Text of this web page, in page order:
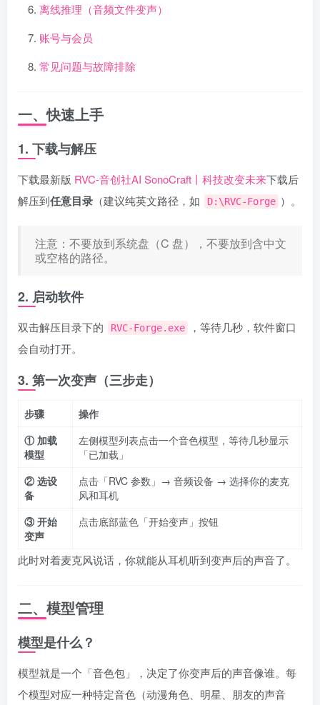
离线推理（音频文件变声）
账号与会员
常见问题与故障排除
一、快速上手
1. 下载与解压
下载最新版 RVC-音创社AI SonoCraft丨科技改变未来下载后
解压到任意目录 （建议纯英文路径，如 D:\RVC-Forge ）。
注意：不要放到系统盘（C 盘），不要放到含中文
或空格的路径。
2. 启动软件
双击解压目录下的 RVC-Forge.exe
，等待几秒，软件窗口
会自动打开。
3. 第一次变声（三步走）
步骤
操作
① 加载
模型
左侧模型列表点击一个音色模型，等待几秒显示
「已加载」
② 选设
备
点击「RVC 参数」→ 音频设备 → 选择你的麦克
风和耳机
③ 开始
变声
点击底部蓝色「开始变声」按钮
此时对着麦克风说话，你就能从耳机听到变声后的声音了。
二、模型管理
模型是什么？
模型就是一个「音色包」，决定了你变声后的声音像谁。每
个模型对应一种特定音色（动漫角色、明星、朋友的声音